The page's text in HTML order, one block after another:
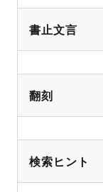
書止文言
翻刻
検索ヒント